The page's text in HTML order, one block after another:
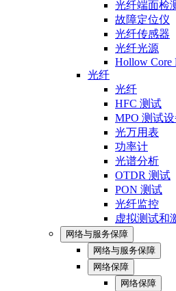
光纤端面检
故障定位仪
光纤传感器
光纤光源
Hollow Core
光纤
光纤
HFC 测试
MPO 测试
光万用表
功率计
光谱分析
OTDR 测试
PON 测试
光纤监控
虚拟测试和
网络与服务保障
网络与服务保障
网络保障
网络保障